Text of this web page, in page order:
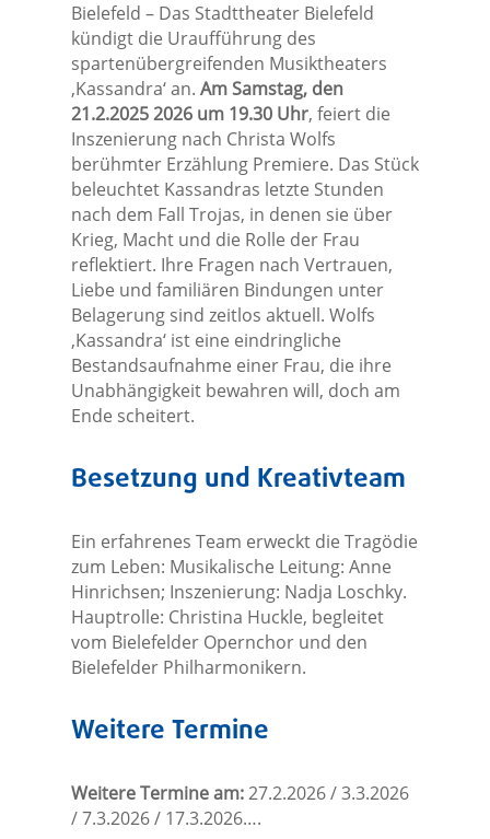
Bielefeld – Das Stadttheater Bielefeld
kündigt die Uraufführung des
spartenübergreifenden Musiktheaters
‚Kassandra‘ an. Am Samstag, den
21.2.2025 2026 um 19.30 Uhr, feiert die
Inszenierung nach Christa Wolfs
berühmter Erzählung Premiere. Das Stück
beleuchtet Kassandras letzte Stunden
nach dem Fall Trojas, in denen sie über
Krieg, Macht und die Rolle der Frau
reflektiert. Ihre Fragen nach Vertrauen,
Liebe und familiären Bindungen unter
Belagerung sind zeitlos aktuell. Wolfs
‚Kassandra‘ ist eine eindringliche
Bestandsaufnahme einer Frau, die ihre
Unabhängigkeit bewahren will, doch am
Ende scheitert.
Besetzung und Kreativteam
Ein erfahrenes Team erweckt die Tragödie
zum Leben: Musikalische Leitung: Anne
Hinrichsen; Inszenierung: Nadja Loschky.
Hauptrolle: Christina Huckle, begleitet
vom Bielefelder Opernchor und den
Bielefelder Philharmonikern.
Weitere Termine
Weitere Termine am:27.2.2026 / 3.3.2026
/ 7.3.2026 / 17.3.2026….